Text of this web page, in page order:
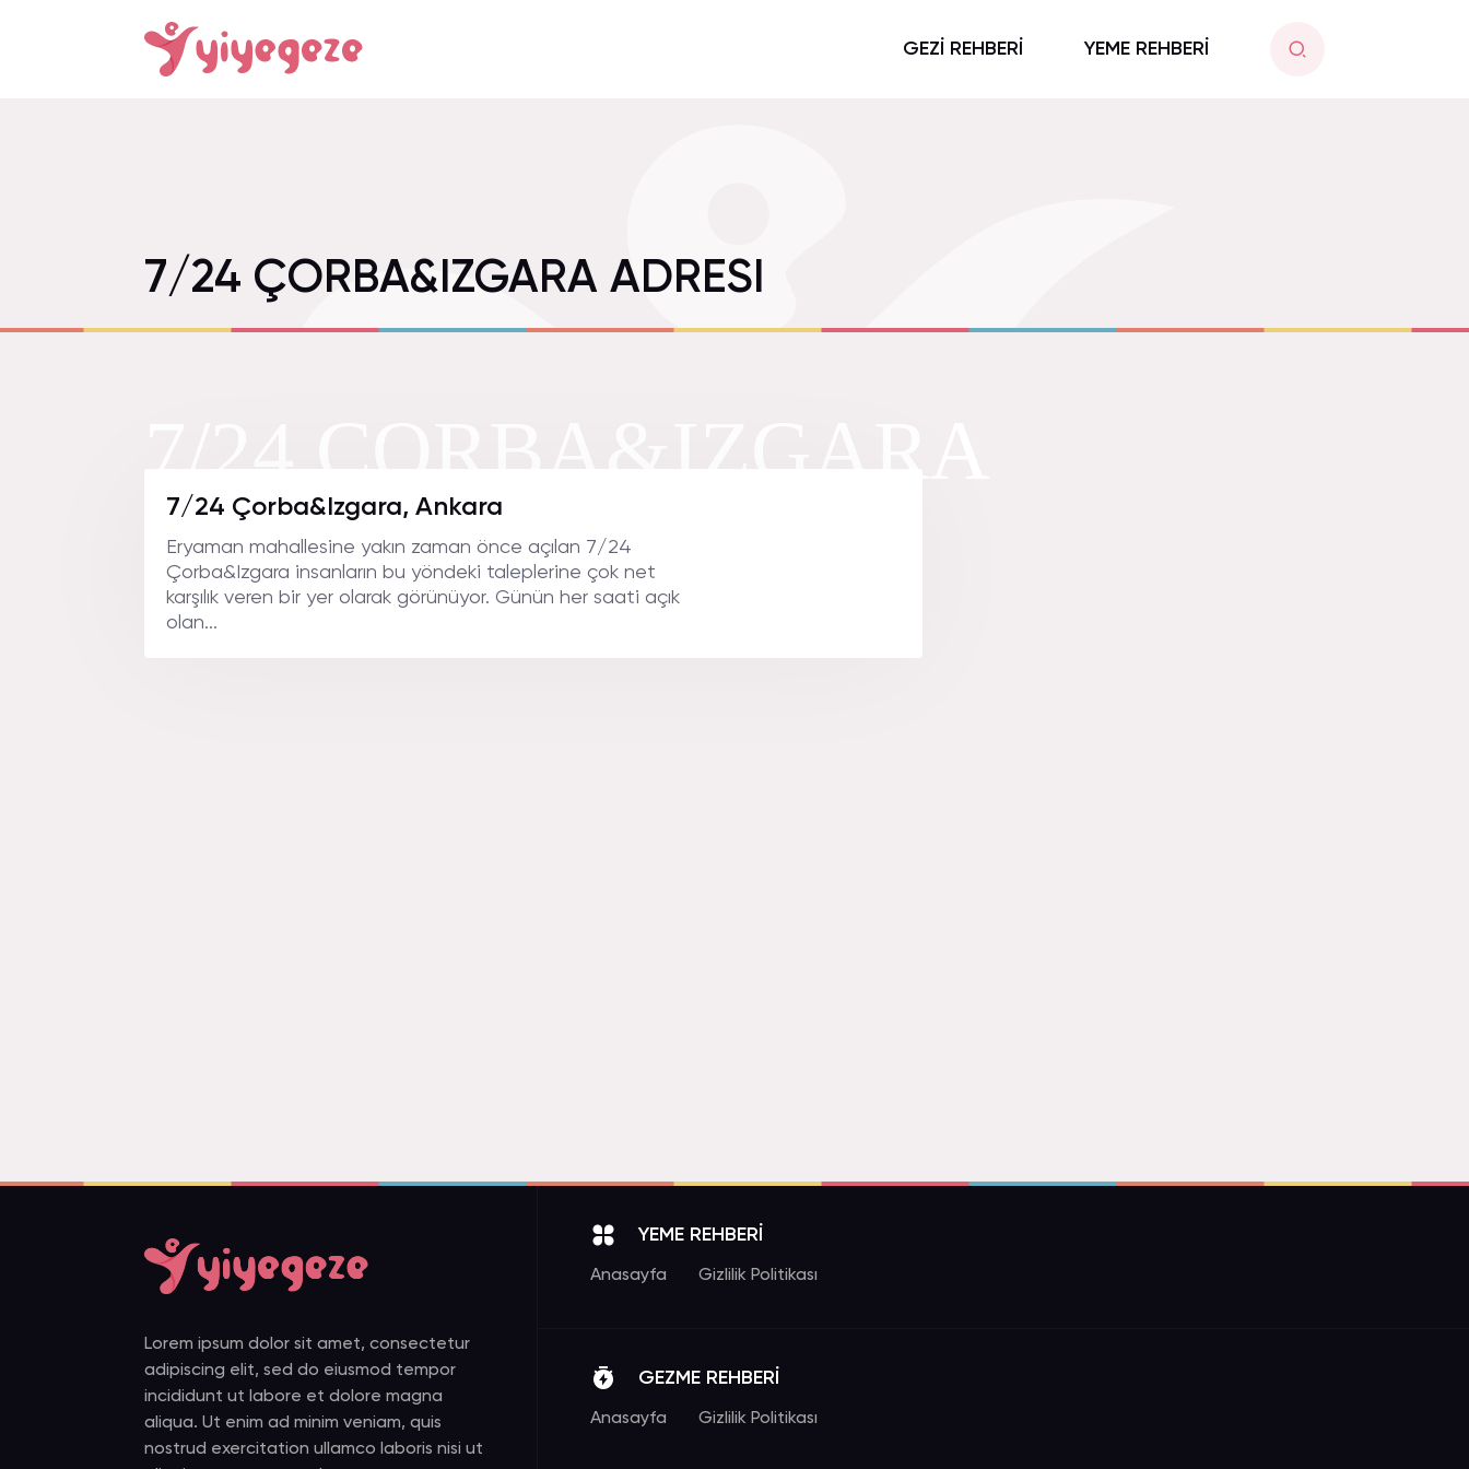
GEZİ REHBERİ YEME REHBERİ
7/24 ÇORBA&IZGARA ADRESI
ADRESI.
7/24 Çorba&Izgara, Ankara
Eryaman mahallesine yakın zaman önce açılan 7/24
Çorba&Izgara insanların bu yöndeki taleplerine çok net
karşılık veren bir yer olarak görünüyor. Günün her saati açık
olan...
Lorem ipsum dolor sit amet, consectetur
adipiscing elit, sed do eiusmod tempor
incididunt ut labore et dolore magna
aliqua. Ut enim ad minim veniam, quis
nostrud exercitation ullamco laboris nisi ut
YEME REHBERİ
Anasayfa Gizlilik Politikası
GEZME REHBERİ
Anasayfa Gizlilik Politikası